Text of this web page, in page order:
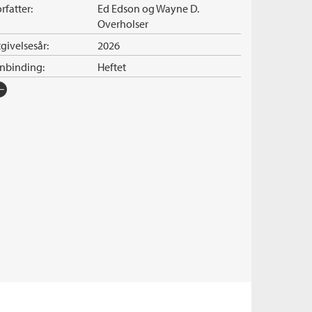
Ed Edson ogWayne D.
Overholser
Heftet
2026